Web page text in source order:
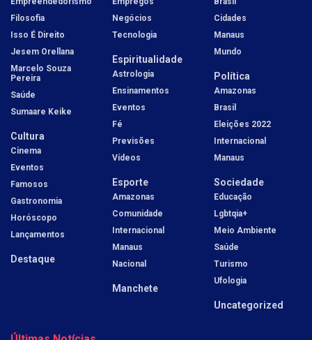
Filosofia
Isso É Direito
Jesem Orellana
Marcelo Souza
Pereira
Saúde
Sumaare Keike
Cultura
Cinema
Eventos
Famosos
Gastronomia
Horóscopo
Lançamentos
Destaque
Negócios
Tecnologia
Espiritualidade
Astrologia
Ensinamentos
Eventos
Fé
Previsões
Vídeos
Esporte
Amazonas
Comunidade
Internacional
Manaus
Nacional
Manchete
Cidades
Manaus
Mundo
Política
Amazonas
Brasil
Eleições 2022
Internacional
Manaus
Sociedade
Educação
Lgbtqia+
Meio Ambiente
Saúde
Turismo
Ufologia
Uncategorized